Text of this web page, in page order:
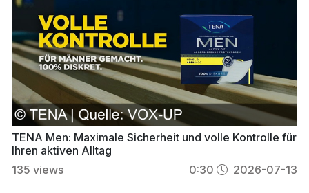
TENA Men: Maximale Sicherheit und volle Kontrolle für
Ihren aktiven Alltag
135 views 0:30 2026-07-13